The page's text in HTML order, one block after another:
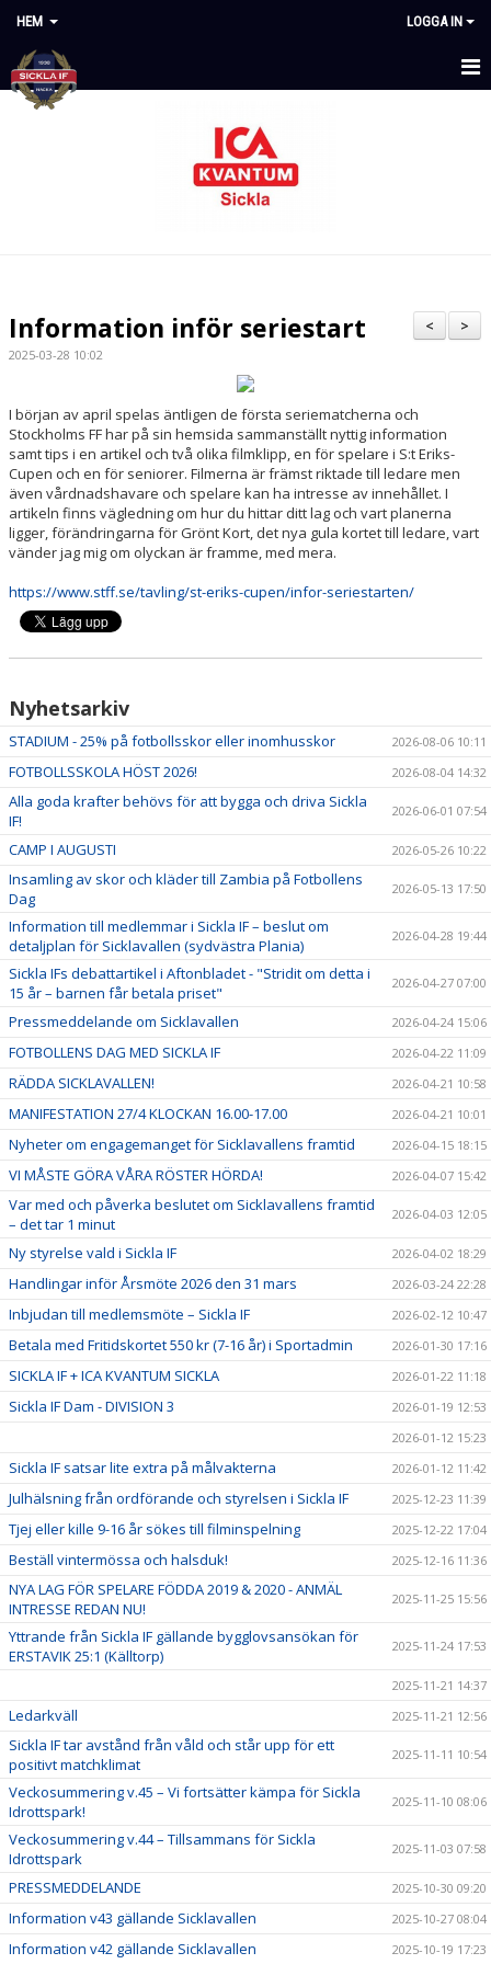
HEM LOGGA IN
STARTSIDA
MATCHER
STYRDOKUMENT
AVGIFTER
FÖRSÄKRING
FÖRENINGSKLÄDER
SICKLA IF YTTRANDE SAMRÅD
>
<
Information inför seriestart
2025-03-28 10:02
I början av april spelas äntligen de första seriematcherna och
Stockholms FF har på sin hemsida sammanställt nyttig information
samt tips i en artikel och två olika filmklipp, en för spelare i S:t Eriks-
Cupen och en för seniorer. Filmerna är främst riktade till ledare men
även vårdnadshavare och spelare kan ha intresse av innehållet. I
artikeln finns vägledning om hur du hittar ditt lag och vart planerna
ligger, förändringarna för Grönt Kort, det nya gula kortet till ledare, vart
vänder jag mig om olyckan är framme, med mera.
https://www.stff.se/tavling/st-eriks-cupen/infor-seriestarten/
Nyhetsarkiv
STADIUM - 25% på fotbollsskor eller inomhusskor 2026-08-06 10:11
FOTBOLLSSKOLA HÖST 2026! 2026-08-04 14:32
Alla goda krafter behövs för att bygga och driva Sickla
IF!
2026-06-01 07:54
CAMP I AUGUSTI 2026-05-26 10:22
Insamling av skor och kläder till Zambia på Fotbollens
Dag
2026-05-13 17:50
Information till medlemmar i Sickla IF – beslut om
detaljplan för Sicklavallen (sydvästra Plania)
2026-04-28 19:44
Sickla IFs debattartikel i Aftonbladet - "Stridit om detta i
15 år – barnen får betala priset"
2026-04-27 07:00
Pressmeddelande om Sicklavallen 2026-04-24 15:06
FOTBOLLENS DAG MED SICKLA IF 2026-04-22 11:09
RÄDDA SICKLAVALLEN! 2026-04-21 10:58
MANIFESTATION 27/4 KLOCKAN 16.00-17.00 2026-04-21 10:01
Nyheter om engagemanget för Sicklavallens framtid 2026-04-15 18:15
VI MÅSTE GÖRA VÅRA RÖSTER HÖRDA! 2026-04-07 15:42
Var med och påverka beslutet om Sicklavallens framtid
– det tar 1 minut
2026-04-03 12:05
Ny styrelse vald i Sickla IF 2026-04-02 18:29
Handlingar inför Årsmöte 2026 den 31 mars 2026-03-24 22:28
Inbjudan till medlemsmöte – Sickla IF 2026-02-12 10:47
Betala med Fritidskortet 550 kr (7-16 år) i Sportadmin 2026-01-30 17:16
SICKLA IF + ICA KVANTUM SICKLA 2026-01-22 11:18
Sickla IF Dam - DIVISION 3
2026-01-19 12:53
2026-01-12 15:23
Sickla IF satsar lite extra på målvakterna 2026-01-12 11:42
Julhälsning från ordförande och styrelsen i Sickla IF 2025-12-23 11:39
Tjej eller kille 9-16 år sökes till filminspelning 2025-12-22 17:04
Beställ vintermössa och halsduk! 2025-12-16 11:36
NYA LAG FÖR SPELARE FÖDDA 2019 & 2020 - ANMÄL
INTRESSE REDAN NU!
2025-11-25 15:56
Yttrande från Sickla IF gällande bygglovsansökan för
ERSTAVIK 25:1 (Källtorp)
2025-11-24 17:53
2025-11-21 14:37
Ledarkväll 2025-11-21 12:56
Sickla IF tar avstånd från våld och står upp för ett
positivt matchklimat
2025-11-11 10:54
Veckosummering v.45 – Vi fortsätter kämpa för Sickla
Idrottspark!
2025-11-10 08:06
Veckosummering v.44 – Tillsammans för Sickla
Idrottspark
2025-11-03 07:58
PRESSMEDDELANDE 2025-10-30 09:20
Information v43 gällande Sicklavallen 2025-10-27 08:04
Information v42 gällande Sicklavallen 2025-10-19 17:23